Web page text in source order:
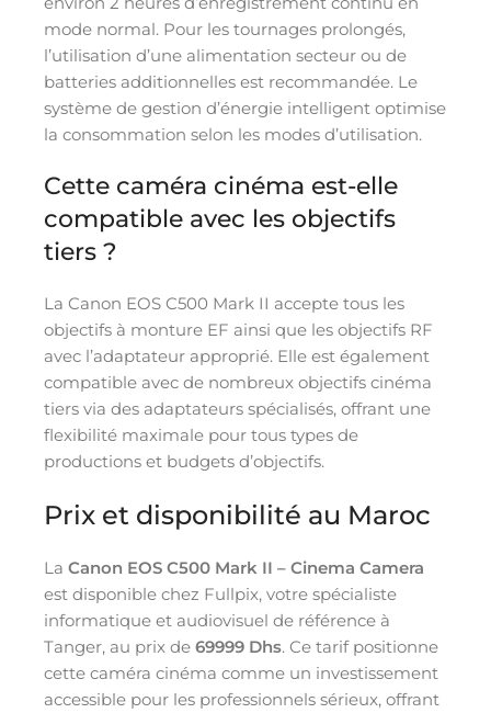
mode normal. Pour les tournages prolongés,
l’utilisation d’une alimentation secteur ou de
batteries additionnelles est recommandée. Le
système de gestion d’énergie intelligent optimise
la consommation selon les modes d’utilisation.
Cette caméra cinéma est-elle
compatible avec les objectifs
tiers ?
La Canon EOS C500 Mark II accepte tous les
objectifs à monture EF ainsi que les objectifs RF
avec l’adaptateur approprié. Elle est également
compatible avec de nombreux objectifs cinéma
tiers via des adaptateurs spécialisés, offrant une
flexibilité maximale pour tous types de
productions et budgets d’objectifs.
Prix et disponibilité au Maroc
La Canon EOS C500 Mark II – Cinema Camera
est disponible chez Fullpix, votre spécialiste
informatique et audiovisuel de référence à
Tanger, au prix de 69999 Dhs. Ce tarif positionne
cette caméra cinéma comme un investissement
accessible pour les professionnels sérieux, offrant